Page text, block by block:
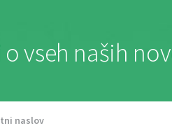
o vseh naših